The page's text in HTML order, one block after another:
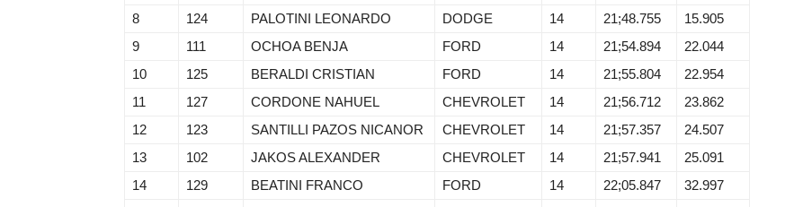
8
124 PALOTINI LEONARDO DODGE 14 21;48.755
15.905
9
111 OCHOA BENJA FORD 14 21;54.894
22.044
10
125 BERALDI CRISTIAN FORD 14 21;55.804
22.954
11
127 CORDONE NAHUEL CHEVROLET 14 21;56.712
23.862
12
123 SANTILLI PAZOS NICANOR CHEVROLET 14 21;57.357
24.507
13
102 JAKOS ALEXANDER CHEVROLET 14 21;57.941
25.091
14
129 BEATINI FRANCO FORD 14 22;05.847
32.997